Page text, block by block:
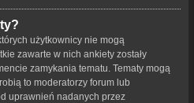
użytkownicy nie mogą
zawarte w nich ankiety zostały
zamykania tematu. Tematy mogą
to moderatorzy forum lub
uprawnień nadanych przez